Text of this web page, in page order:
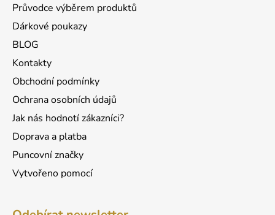
Průvodce výběrem produktů
Dárkové poukazy
BLOG
Kontakty
Obchodní podmínky
Ochrana osobních údajů
Jak nás hodnotí zákazníci?
Doprava a platba
Puncovní značky
Vytvořeno pomocí